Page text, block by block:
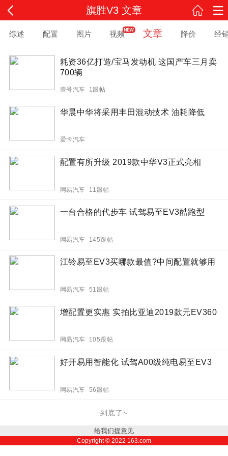
旗胜V3 文章
综述 配置 图片 视频 文章 降价 经
耗资36亿打造/宝马发动机 这国产车三月卖
700辆
壹号汽车 1跟帖
华晨中华将采用丰田混动技术 油耗降低
爱卡汽车
配置有所升级 2019款中华V3正式亮相
网易汽车 11跟帖
一台合格的代步车 试驾易至EV3酷跑型
网易汽车 145跟帖
江铃易至EV3买哪款最值?中间配置就够用
网易汽车 51跟帖
增配置更实惠 实拍比亚迪2019款元EV360
网易汽车 105跟帖
好开易用智能化 试驾A00级纯电易至EV3
网易汽车 56跟帖
到底了~
给我们提意见
Copyright © 2022 163.com